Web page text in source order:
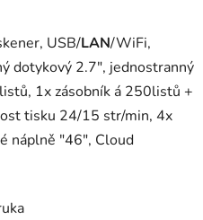
USB/LAN/WiFi,
dotykový 2.7", jednostranný
1x zásobník á 250listů +
tisku 24/15 str/min, 4x
náplně "46", Cloud